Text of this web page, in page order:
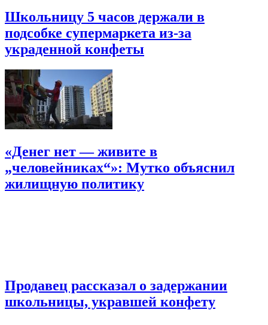
Школьницу 5 часов держали в
подсобке супермаркета из-за
украденной конфеты
«Денег нет — живите в
„человейниках“»: Мутко объяснил
жилищную политику
Продавец рассказал о задержании
школьницы, укравшей конфету